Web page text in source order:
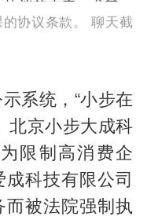
协议条款。 聊天截
系统，“小步在
北京小步大成科
限制高消费企
科技有限公司
而被法院强制执